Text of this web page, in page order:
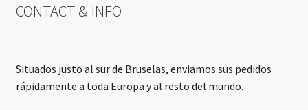
CONTACT & INFO
Situados justo al sur de Bruselas, enviamos sus pedidos
rápidamente a toda Europa y al resto del mundo.